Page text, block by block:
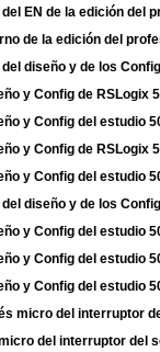
del EN de la edición del
de la edición del
diseño y de los
y Config de RSLogix
y Config del estudio
y Config de RSLogix
y Config del estudio
del diseño y de los
y Config del estudio
y Config del estudio
y Config del estudio
micro del interruptor
del interruptor del